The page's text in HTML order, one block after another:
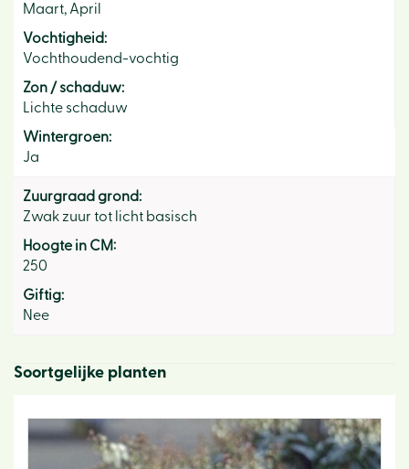
Maart, April
Vochtigheid:
Vochthoudend-vochtig
Zon / schaduw:
Lichte schaduw
Wintergroen:
Ja
Zuurgraad grond:
Zwak zuur tot licht basisch
Hoogte in CM:
250
Giftig:
Nee
Soortgelijke planten